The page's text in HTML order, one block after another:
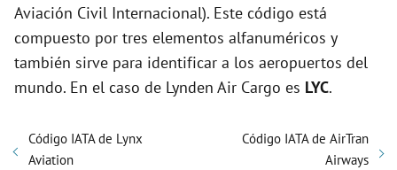
Aviación Civil Internacional). Este código está
compuesto por tres elementos alfanuméricos y
también sirve para identificar a los aeropuertos del
mundo. En el caso de Lynden Air Cargo es LYC.
Código IATA de Lynx
Aviation
Código IATA de AirTran
Airways